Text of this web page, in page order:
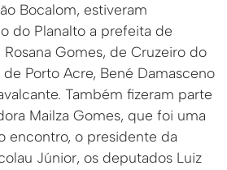
Bocalom, estiveram
do Planalto a prefeita de
Gomes, de Cruzeiro do
de Porto Acre, Bené Damasceno
Também fizeram parte
Mailza Gomes, que foi uma
encontro, o presidente da
Júnior, os deputados Luiz